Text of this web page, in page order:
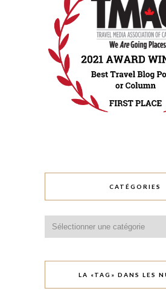
CATÉGORIES
LA «TAG» DANS LES